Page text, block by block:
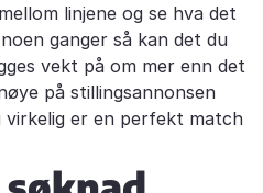
linjene og se hva det
ganger så kan det du
vekt på om mer enn det
på stillingsannonsen
virkelig er en perfekt match